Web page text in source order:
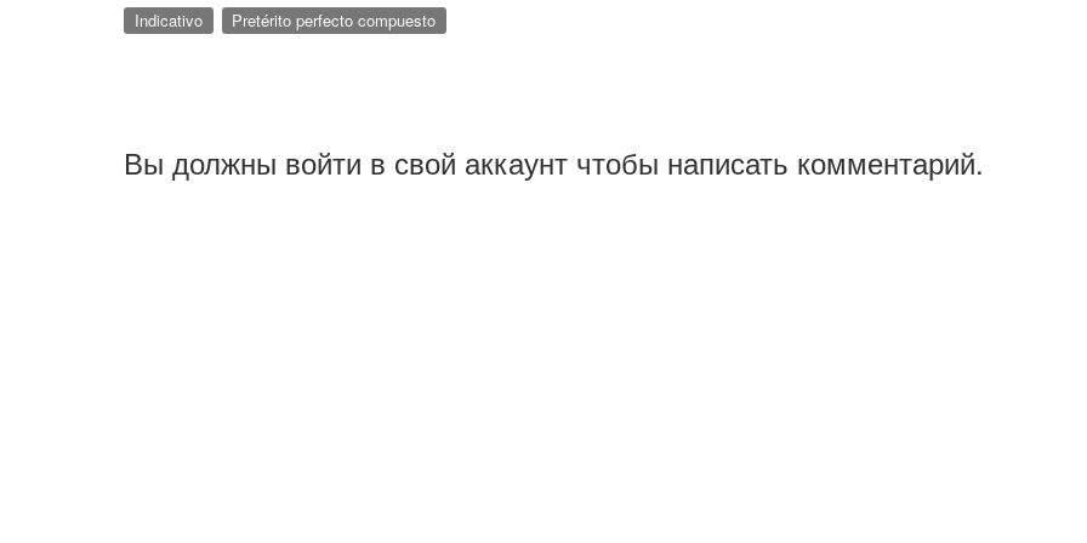
Indicativo Pretérito perfecto compuesto
Вы должны войти в свой аккаунт чтобы написать комментарий.